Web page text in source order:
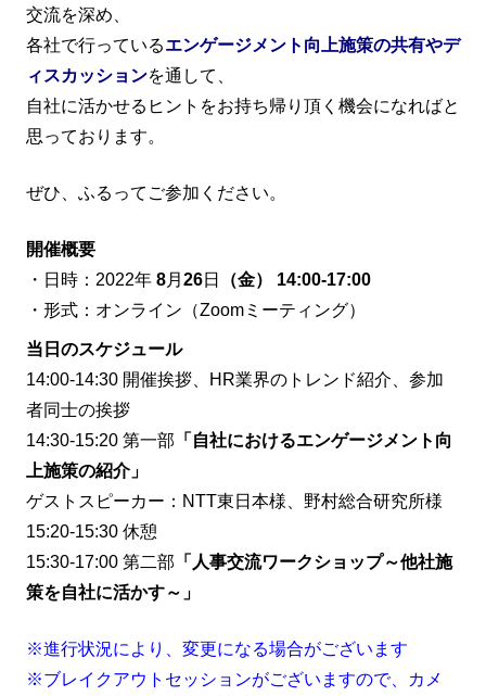
交流を深め、
各社で行っているエンゲージメント向上施策の共有やデ
ィスカッションを通して、
自社に活かせるヒントをお持ち帰り頂く機会になればと
思っております。
ぜひ、ふるってご参加ください。
開催概要
・日時：2022年 8月 26日 （金）
14:00-17:00
・形式：オンライン（Zoomミーティング）
当日のスケジュール
14:00-14:30 開催挨拶、HR業界のトレンド紹介、参加
者同士の挨拶
14:30-15:20 第一部 「自社におけるエンゲージメント向
上施策の紹介」
ゲストスピーカー：NTT東日本様、野村総合研究所様
15:20-15:30 休憩
15:30-17:00 第二部 「人事交流ワークショップ～他社施
策を自社に活かす～」
※進行状況により、変更になる場合がございます
※ブレイクアウトセッションがございますので、カメ